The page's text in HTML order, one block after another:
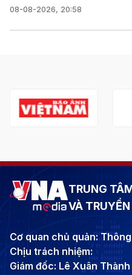
08-08-2026, 20:58
TRUNG
VÀ
Cơ quan chủ quản:
Chịu trách nhiệm:
Giám đốc: Lê Xuân Thành